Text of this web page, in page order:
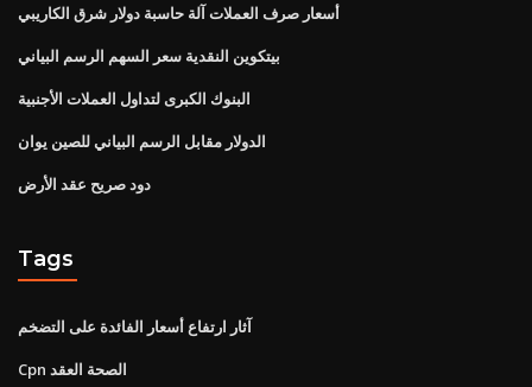
أسعار صرف العملات آلة حاسبة دولار شرق الكاريبي
بيتكوين النقدية سعر السهم الرسم البياني
البنوك الكبرى لتداول العملات الأجنبية
الدولار مقابل الرسم البياني للصين يوان
دود صريح عقد الأرض
Tags
آثار ارتفاع أسعار الفائدة على التضخم
Cpn الصحة العقد